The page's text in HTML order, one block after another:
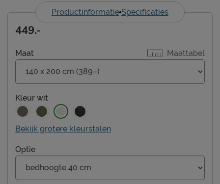
Productinformatie Specificaties
Maattabel
Maat
Kleur wit
Bekijk grotere kleurstalen
Optie
449.-